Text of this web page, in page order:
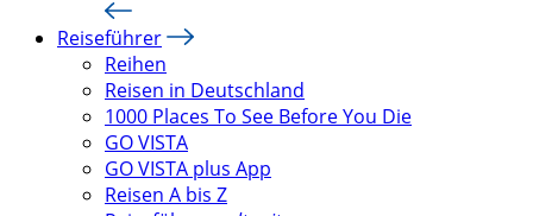
Reiseführer
Reihen
Reisen in Deutschland
1000 Places To See Before You Die
GO VISTA
GO VISTA plus App
Reisen A bis Z